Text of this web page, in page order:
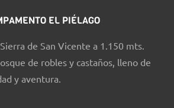
EL PIÉLAGO
de San Vicente a 1.150 mts.
de robles y castaños, lleno de
y aventura.